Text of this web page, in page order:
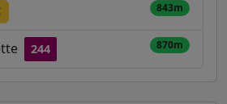
843m
244 870m